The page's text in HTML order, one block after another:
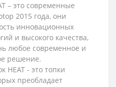
– это современные
2015 года, они
инновационных
и высокого качества,
любое современное и
решение.
HEAT - это топки
преобладает